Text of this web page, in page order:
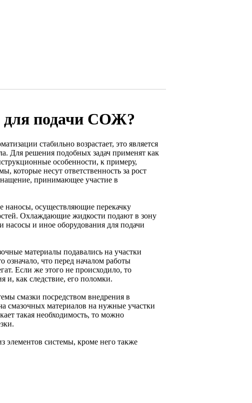
для подачи СОЖ?
стабильно возрастает, это является
Для решения подобных задач применят как
особенности, к примеру,
которые несут ответственность за рост
принимающее участие в
наносы, осуществляющие перекачку
Охлаждающие жидкости подают в зону
насосы и иное оборудования для подачи
материалы подавались на участки
что перед началом работы
Если же этого не происходило, то
и, как следствие, его поломки.
смазки посредством внедрения в
смазочных материалов на нужные участки
такая необходимость, то можно
элементов системы, кроме него также